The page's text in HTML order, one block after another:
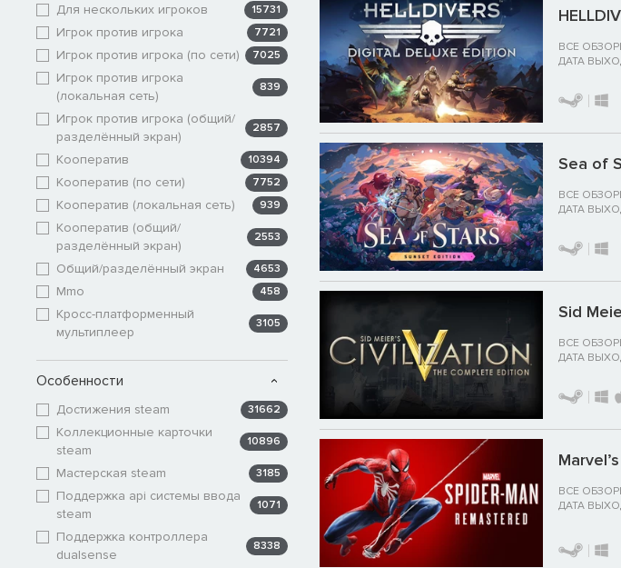
Для нескольких игроков 15731
Игрок против игрока 7721
Игрок против игрока (по сети) 7025
Игрок против игрока
(локальная сеть)
839
Игрок против игрока (общий/
разделённый экран)
2857
Кооператив 10394
Кооператив (по сети) 7752
Кооператив (локальная сеть) 939
Кооператив (общий/
разделённый экран)
2553
Общий/разделённый экран 4653
Mmo 458
Кросс-платформенный
мультиплеер
3105
Особенности
Достижения steam 31662
Коллекционные карточки
steam
10896
Мастерская steam 3185
Поддержка api системы ввода
steam
1071
Поддержка контроллера
dualsense
8338
ВСЕ
ДАТА
Sea of
ВСЕ
ДАТА
Sid
ВСЕ
ДАТА
ВСЕ
ДАТА